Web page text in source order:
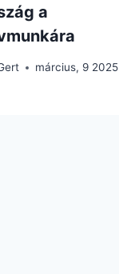
a
március, 9 2025